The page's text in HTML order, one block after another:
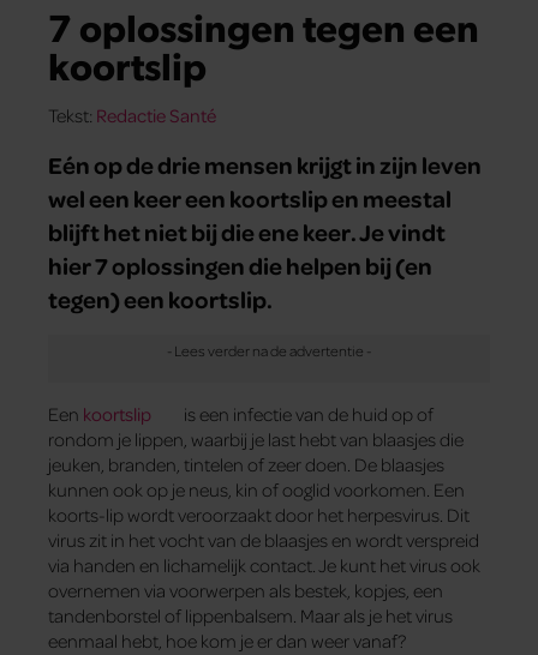
7 oplossingen tegen een
koortslip
Tekst: Redactie Santé
Eén op de drie mensen krijgt in zijn leven
wel een keer een koortslip en meestal
blijft het niet bij die ene keer. Je vindt
hier 7 oplossingen die helpen bij (en
tegen) een koortslip.
Een koortslip
is een infectie van de huid op of
rondom je lippen, waarbij je last hebt van blaasjes die
jeuken, branden, tintelen of zeer doen. De blaasjes
kunnen ook op je neus, kin of ooglid voorkomen. Een
koorts-lip wordt veroorzaakt door het herpesvirus. Dit
virus zit in het vocht van de blaasjes en wordt verspreid
via handen en lichamelijk contact. Je kunt het virus ook
overnemen via voorwerpen als bestek, kopjes, een
tandenborstel of lippenbalsem. Maar als je het virus
eenmaal hebt, hoe kom je er dan weer vanaf?